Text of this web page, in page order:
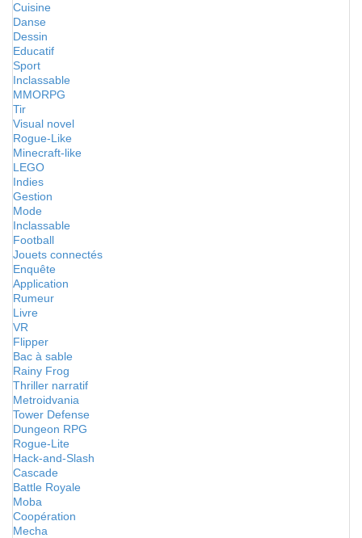
Cuisine
Danse
Dessin
Educatif
Sport
Inclassable
MMORPG
Tir
Visual novel
Rogue-Like
Minecraft-like
LEGO
Indies
Gestion
Mode
Inclassable
Football
Jouets connectés
Enquête
Application
Rumeur
Livre
VR
Flipper
Bac à sable
Rainy Frog
Thriller narratif
Metroidvania
Tower Defense
Dungeon RPG
Rogue-Lite
Hack-and-Slash
Cascade
Battle Royale
Moba
Coopération
Mecha